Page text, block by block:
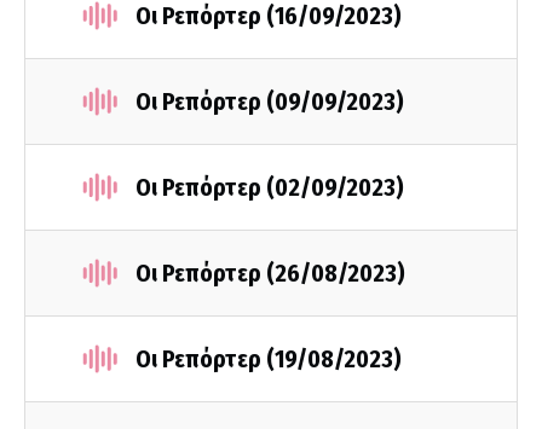
Οι Ρεπόρτερ (16/09/2023)
Οι Ρεπόρτερ (09/09/2023)
Οι Ρεπόρτερ (02/09/2023)
Οι Ρεπόρτερ (26/08/2023)
Οι Ρεπόρτερ (19/08/2023)